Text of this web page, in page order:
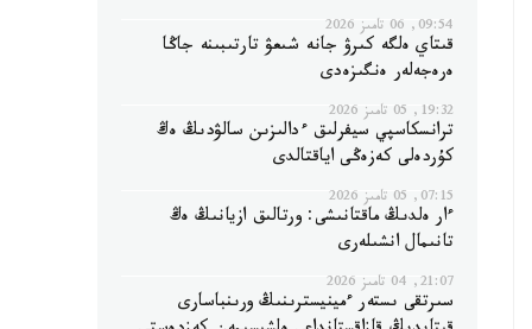
09:54, 06 تامىز 2026
قىتاي ەلگە كىرۋ جانە شىعۋ تارتىبىنە جاڭا
ەرەجەلەر ەنگىزەدى
19:32, 05 تامىز 2026
ترانسكاسپي سيفرلىق ءدالىزىن سالۋدىڭ ەڭ
كۇردەلى كەزەڭى اياقتالدى
07:15, 05 تامىز 2026
ءار ەلدىڭ ماقتانىشى: ورتالىق ازيانىڭ ەڭ
تانىمال انشىلەرى
21:07, 04 تامىز 2026
سىرتقى ىستەر ءمينيسترىنىڭ ورىنباسارى